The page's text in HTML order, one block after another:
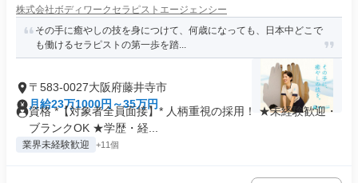
株式会社ボディワークセラピストエージェンシー
その手に癒やしの技を身につけて、何歳になっても、日本中どこで
も働けるセラピストの第一歩を踏...
〒583-0027大阪府藤井寺市
月給23万1000円～35万円
資格 *【対象者全員面接】* 人柄重視の採用！ ★未経験歓迎・
ブランクOK ★学歴・経...
業界未経験歓迎 +11個